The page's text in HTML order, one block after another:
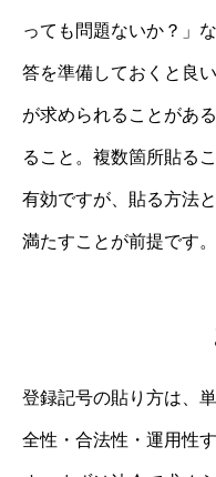
っても問題ないか？」
答を準備しておくと良
が求められることがあ
ること。複数箇所貼る
有効ですが、貼る方法
満たすことが前提です。
登録記号の貼り方は、
全性・合法性・運用性